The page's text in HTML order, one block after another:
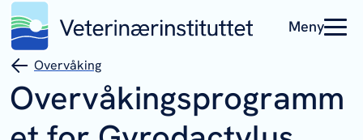
Meny
Overvåking
Overvåkingsprogramm